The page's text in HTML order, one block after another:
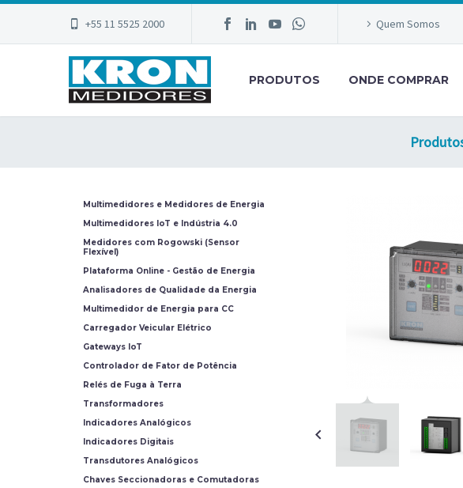
+55 11 5525 2000 Quem Somos
PRODUTOS ONDE COMPRAR
Multimedidores e Medidores de Energia
Multimedidores IoT e Indústria 4.0
Medidores com Rogowski (Sensor
Flexível)
Plataforma Online - Gestão de Energia
Analisadores de Qualidade da Energia
Multimedidor de Energia para CC
Carregador Veicular Elétrico
Gateways IoT
Controlador de Fator de Potência
Relés de Fuga à Terra
Transformadores
Indicadores Analógicos
Indicadores Digitais
Transdutores Analógicos
Chaves Seccionadoras e Comutadoras